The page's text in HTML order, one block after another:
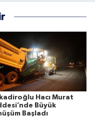
Hacı Murat
Büyük
Başladı